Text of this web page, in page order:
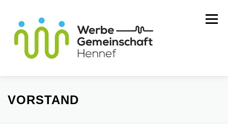
Inhalt
springen
Menü
MITGLIEDER
VORSTAND